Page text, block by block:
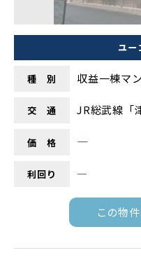
ユー
種 別 収益一棟マ
交 通 JR総武線「
価 格 ―
利回り ―
この物